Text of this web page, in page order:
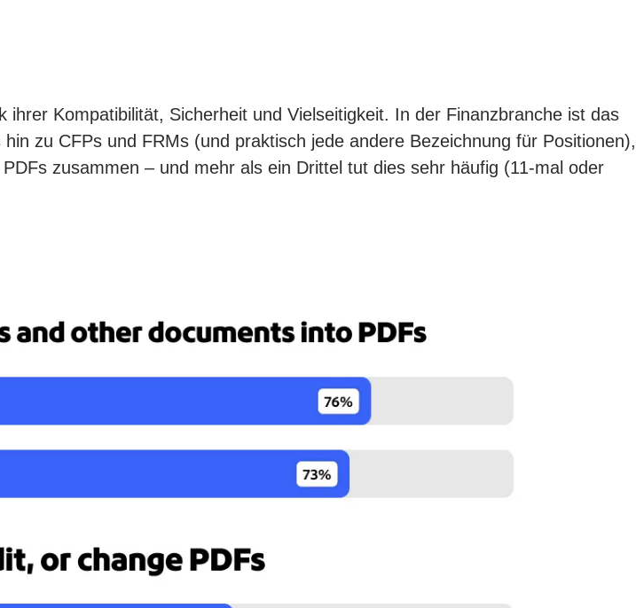
Kompatibilität, Sicherheit und Vielseitigkeit. In der Finanzbranche ist das
zu CFPs und FRMs (und praktisch jede andere Bezeichnung für Positionen),
zusammen – und mehr als ein Drittel tut dies sehr häufig (11-mal oder